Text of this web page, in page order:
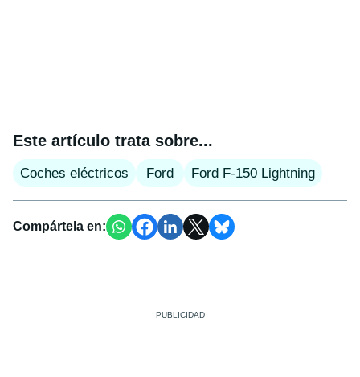
Este artículo trata sobre...
Coches eléctricos Ford Ford F-150 Lightning
Compártela en: